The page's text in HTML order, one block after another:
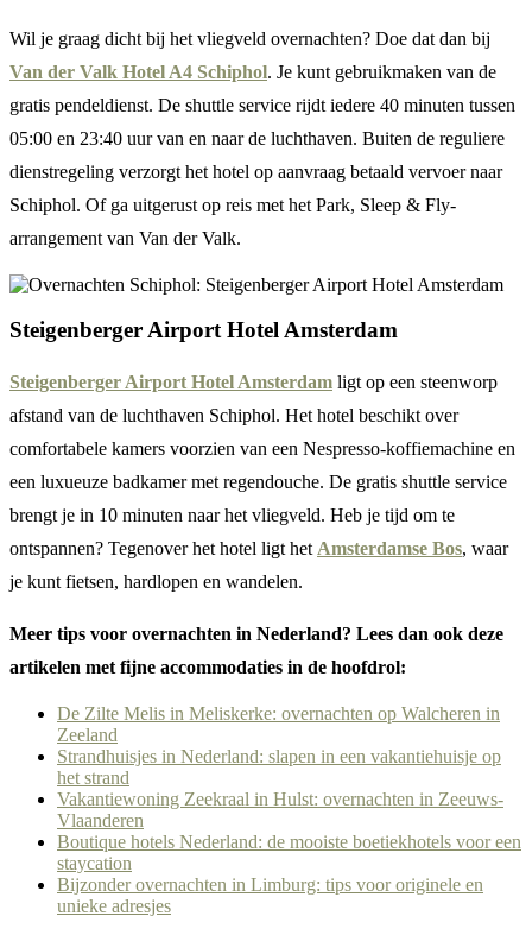
Wil je graag dicht bij het vliegveld overnachten? Doe dat dan bij
Van der Valk Hotel A4 Schiphol. Je kunt gebruikmaken van de
gratis pendeldienst. De shuttle service rijdt iedere 40 minuten tussen
05:00 en 23:40 uur van en naar de luchthaven. Buiten de reguliere
dienstregeling verzorgt het hotel op aanvraag betaald vervoer naar
Schiphol. Of ga uitgerust op reis met het Park, Sleep & Fly-
arrangement van Van der Valk.
Steigenberger Airport Hotel Amsterdam
Steigenberger Airport Hotel Amsterdam ligt op een steenworp
afstand van de luchthaven Schiphol. Het hotel beschikt over
comfortabele kamers voorzien van een Nespresso-koffiemachine en
een luxueuze badkamer met regendouche. De gratis shuttle service
brengt je in 10 minuten naar het vliegveld. Heb je tijd om te
ontspannen? Tegenover het hotel ligt het Amsterdamse Bos, waar
je kunt fietsen, hardlopen en wandelen.
Meer tips voor overnachten in Nederland? Lees dan ook deze
artikelen met fijne accommodaties in de hoofdrol:
De Zilte Melis in Meliskerke: overnachten op Walcheren in
Zeeland
Strandhuisjes in Nederland: slapen in een vakantiehuisje op
het strand
Vakantiewoning Zeekraal in Hulst: overnachten in Zeeuws-
Vlaanderen
Boutique hotels Nederland: de mooiste boetiekhotels voor een
staycation
Bijzonder overnachten in Limburg: tips voor originele en
unieke adresjes